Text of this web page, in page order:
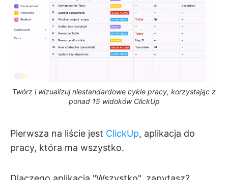
Twórz i wizualizuj niestandardowe cykle pracy, korzystając z
ponad 15 widoków ClickUp
Pierwsza na liście jest ClickUp, aplikacja do
pracy, która ma wszystko.